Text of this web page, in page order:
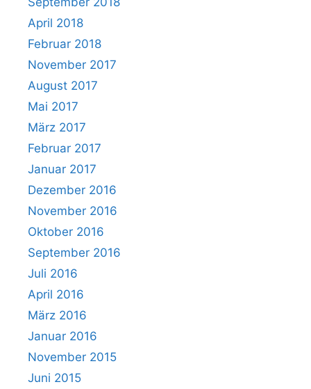
April 2018
Februar 2018
November 2017
August 2017
Mai 2017
März 2017
Februar 2017
Januar 2017
Dezember 2016
November 2016
Oktober 2016
September 2016
Juli 2016
April 2016
März 2016
Januar 2016
November 2015
Juni 2015